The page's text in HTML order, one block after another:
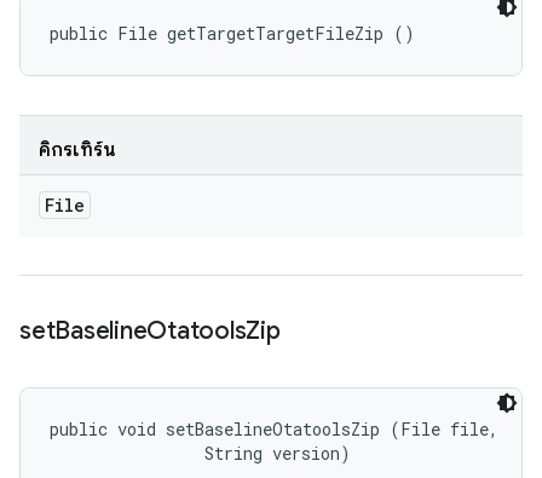
public File getTargetTargetFileZip ()
คิกรีเทิร์น
File
setBaselineOtatoolsZip
public void setBaselineOtatoolsZip (File file,
                String version)